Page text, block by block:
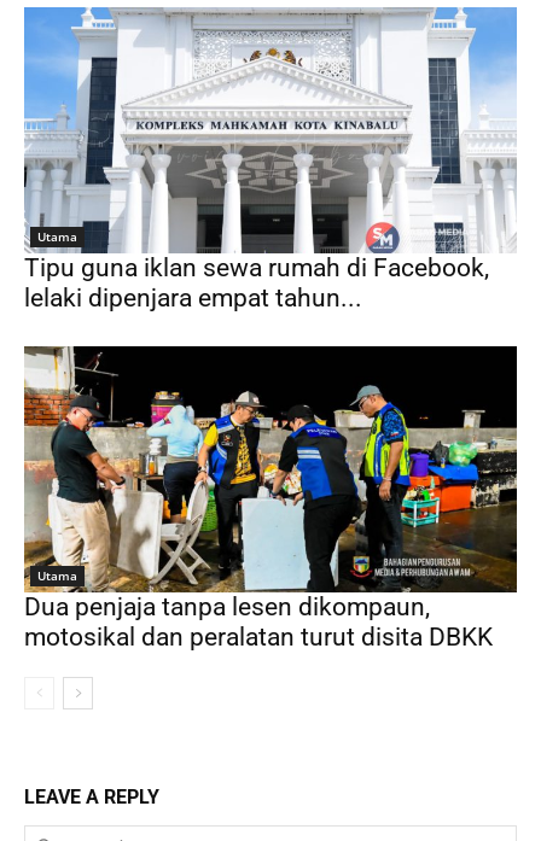
Utama
Tipu guna iklan sewa rumah di Facebook,
lelaki dipenjara empat tahun...
Utama
Dua penjaja tanpa lesen dikompaun,
motosikal dan peralatan turut disita DBKK
LEAVE A REPLY